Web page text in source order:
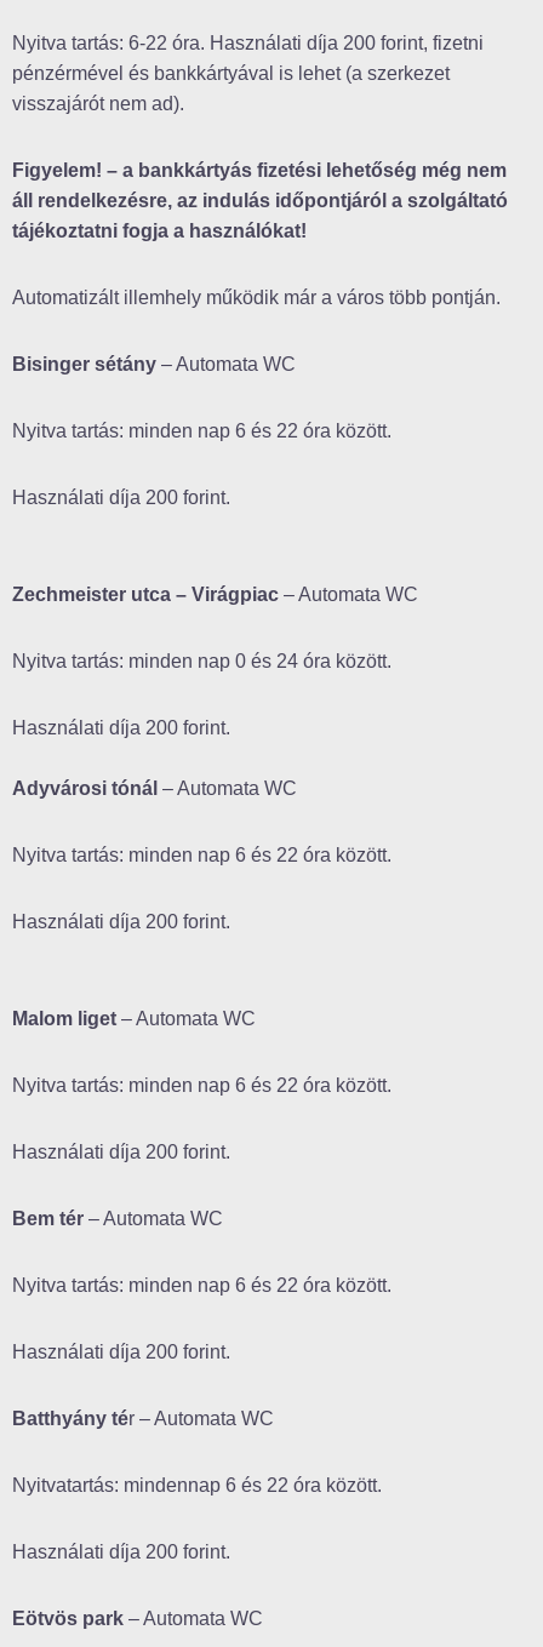
Nyitva tartás: 6-22 óra. Használati díja 200 forint, fizetni
pénzérmével és bankkártyával is lehet (a szerkezet
visszajárót nem ad).
Figyelem! – a bankkártyás fizetési lehetőség még nem
áll rendelkezésre, az indulás időpontjáról a szolgáltató
tájékoztatni fogja a használókat!
Automatizált illemhely működik már a város több pontján.
Bisinger sétány – Automata WC
Nyitva tartás: minden nap 6 és 22 óra között.
Használati díja 200 forint.
Zechmeister utca – Virágpiac – Automata WC
Nyitva tartás: minden nap 0 és 24 óra között.
Használati díja 200 forint.
Adyvárosi tónál – Automata WC
Nyitva tartás: minden nap 6 és 22 óra között.
Használati díja 200 forint.
Malom liget – Automata WC
Nyitva tartás: minden nap 6 és 22 óra között.
Használati díja 200 forint.
Bem tér – Automata WC
Nyitva tartás: minden nap 6 és 22 óra között.
Használati díja 200 forint.
Batthyány tér – Automata WC
Nyitvatartás: mindennap 6 és 22 óra között.
Használati díja 200 forint.
Eötvös park – Automata WC